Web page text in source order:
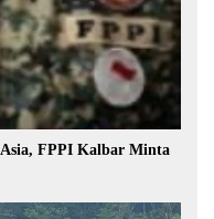
Asia, FPPI Kalbar Minta